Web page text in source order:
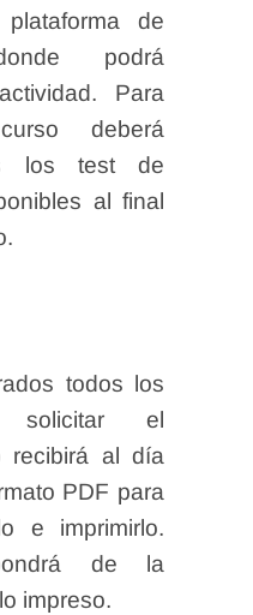
de
podrá
Para
deberá
los test de
al final
todos los
solicitar el
recibirá al día
PDF para
e imprimirlo.
de la
impreso.